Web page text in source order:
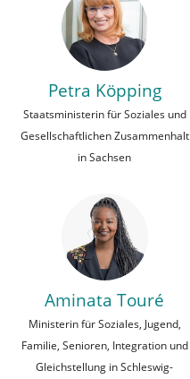
Petra Köpping
Staatsministerin für Soziales und
Gesellschaftlichen Zusammenhalt
in Sachsen
Aminata Touré
Ministerin für Soziales, Jugend,
Familie, Senioren, Integration und
Gleichstellung in Schleswig-